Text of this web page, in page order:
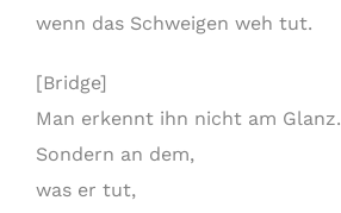
wenn das Schweigen weh tut.
[Bridge]
Man erkennt ihn nicht am Glanz.
Sondern an dem,
was er tut,